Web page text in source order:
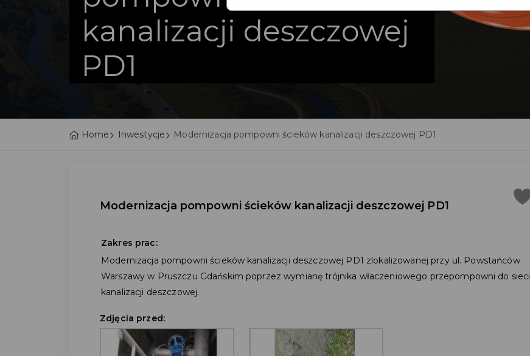
kanalizacji deszczowej
PD1
Home Inwestycje Modernizacja pompowni ścieków kanalizacji deszczowej PD1
Modernizacja pompowni ścieków kanalizacji deszczowej PD1
Zakres prac:
Modernizacja pompowni ścieków kanalizacji deszczowej PD1 zlokalizowanej przy ul. Powstańców
Warszawy w Pruszczu Gdańskim poprzez wymianę trójnika właczeniowego przepompowni do sieci
kanalizacji deszczowej.
Zdjęcia przed: